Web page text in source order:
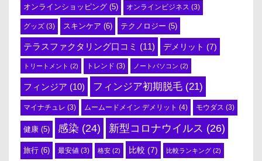
オンラインショッピング (5) オンラインビジネス (3)
グッズ (3) スキンケア (6) テクノロジー (5)
テラスファクタリング口コミ (11) デメリット (7)
トリートメント (2) トレンド (3) ノートパソコン (2)
フィンジア (10) フィンジア初期脱毛 (21)
マイナチュレ (3) ムームードメイン デメリット (4) モウダス (3)
健康 (5) 感染 (24) 新型コロナウイルス (26)
旅行 (6) 最安値 (3) 格安 (2) 比較 (7) 比較ランキング (2)